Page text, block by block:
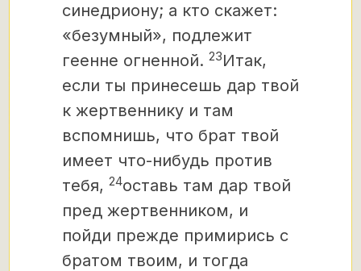
синедриону; а кто скажет:
«безумный», подлежит
геенне огненной. 23Итак,
если ты принесешь дар твой
к жертвеннику и там
вспомнишь, что брат твой
имеет что-нибудь против
тебя, 24оставь там дар твой
пред жертвенником, и
пойди прежде примирись с
братом твоим, и тогда